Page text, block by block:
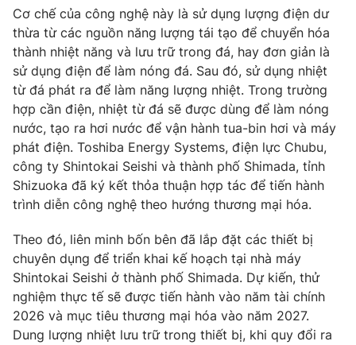
Khán giả
Giải sao mai
Âm nhạc
Sao
Du lịch
Làm đẹp
Chất lượng cuộc sống
Giáo dục
Tuyển sinh
Học trực tuyến
Công nghệ
Hitech Công nghệ tương lai
Sản phẩm
Thị trường
Giao lưu trực tuyến
Lịch phát sóng
Chuyên mục khác
Emagazine Podcast
Photo Infographic
Cơ chế của công nghệ này là sử dụng lượng điện dư
thừa từ các nguồn năng lượng tái tạo để chuyển hóa
thành nhiệt năng và lưu trữ trong đá, hay đơn giản là
sử dụng điện để làm nóng đá. Sau đó, sử dụng nhiệt
từ đá phát ra để làm năng lượng nhiệt. Trong trường
hợp cần điện, nhiệt từ đá sẽ được dùng để làm nóng
nước, tạo ra hơi nước để vận hành tua-bin hơi và máy
phát điện. Toshiba Energy Systems, điện lực Chubu,
công ty Shintokai Seishi và thành phố Shimada, tỉnh
Shizuoka đã ký kết thỏa thuận hợp tác để tiến hành
trình diễn công nghệ theo hướng thương mại hóa.
Theo đó, liên minh bốn bên đã lắp đặt các thiết bị
chuyên dụng để triển khai kế hoạch tại nhà máy
Shintokai Seishi ở thành phố Shimada. Dự kiến, thử
nghiệm thực tế sẽ được tiến hành vào năm tài chính
2026 và mục tiêu thương mại hóa vào năm 2027.
Dung lượng nhiệt lưu trữ trong thiết bị, khi quy đổi ra